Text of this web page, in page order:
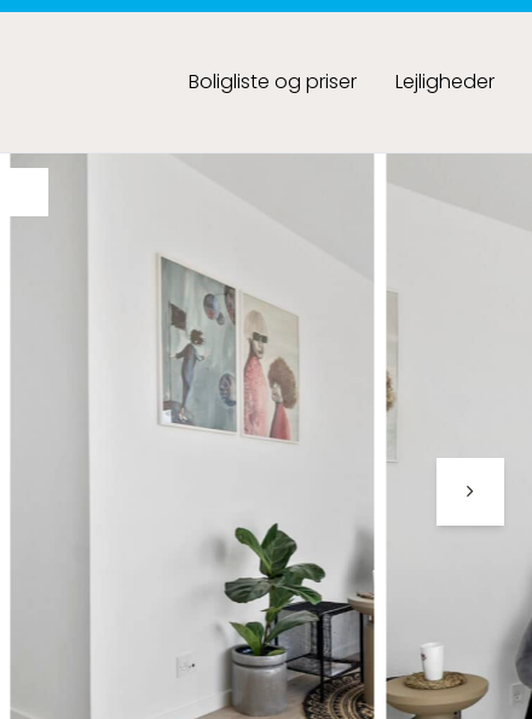
Boligliste og priser Lejligheder